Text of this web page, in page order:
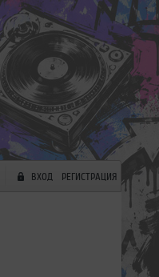
ВХОД РЕГИСТРАЦИЯ